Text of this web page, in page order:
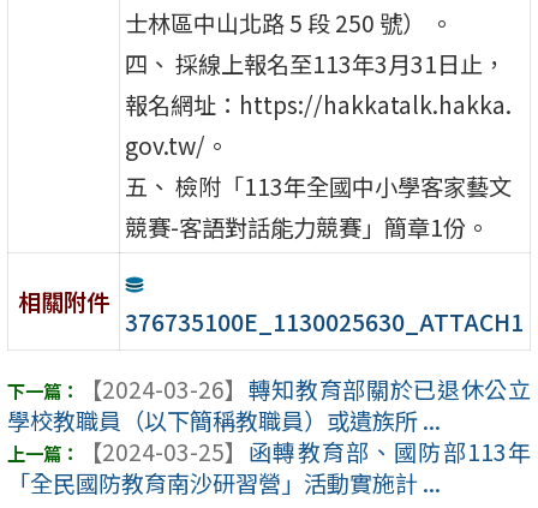
士林區中山北路 5 段 250 號） 。
四、 採線上報名至113年3月31日止，
報名網址：https://hakkatalk.hakka.
gov.tw/。
五、 檢附「113年全國中小學客家藝文
競賽-客語對話能力競賽」簡章1份。
相關附件
376735100E_1130025630_ATTACH1
【2024-03-26】 轉知教育部關於已退休公立
學校教職員（以下簡稱教職員）或遺族所 ...
【2024-03-25】 函轉教育部、國防部113年
「全民國防教育南沙研習營」活動實施計 ...